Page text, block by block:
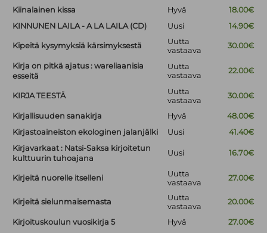
Kiinalainen kissa Hyvä
18.00€
KINNUNEN LAILA - A LA LAILA (CD)
Uusi 14.90€
Kipeitä kysymyksiä kärsimyksestä
Uutta
vastaava
30.00€
Kirja on pitkä ajatus : wareliaanisia
esseitä
Uutta
vastaava
22.00€
KIRJA TEESTÄ
Uutta
vastaava
30.00€
Kirjallisuuden sanakirja Hyvä
48.00€
Kirjastoaineiston ekologinen jalanjälki
Uusi
41.40€
Kirjavarkaat : Natsi-Saksa kirjoitetun
kulttuurin tuhoajana
Uusi 16.70€
Kirjeitä nuorelle itselleni
Uutta
vastaava
27.00€
Kirjeitä sielunmaisemasta
Uutta
vastaava
20.00€
Kirjoituskoulun vuosikirja 5 Hyvä
27.00€